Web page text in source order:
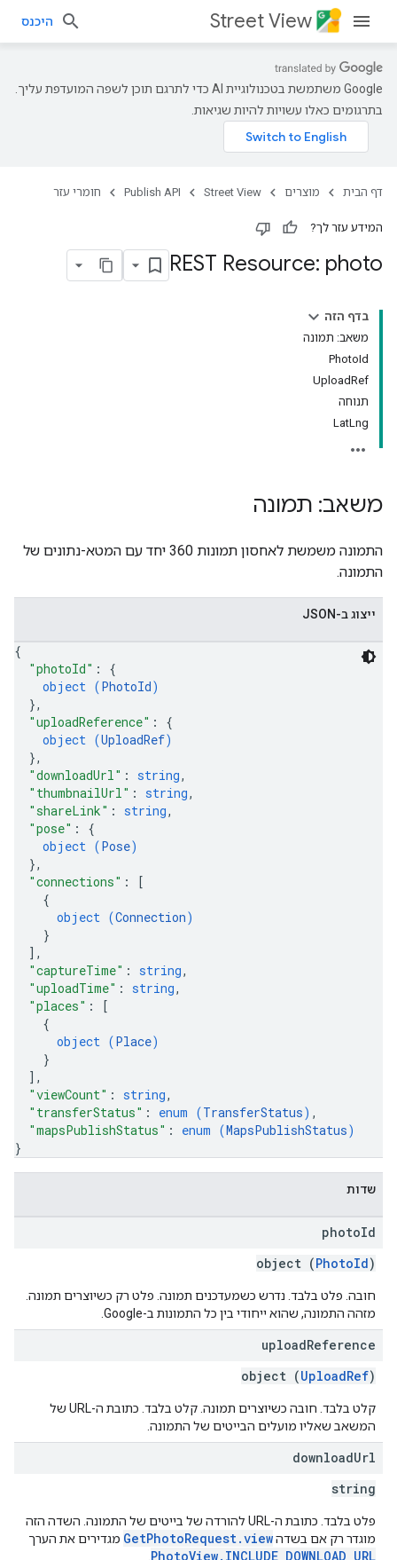
Street View היכנס
‫Google משתמשת בטכנולוגיית AI כדי לתרגם תוכן לשפה המועדפת עליך.
בתרגומים כאלו עשויות להיות שגיאות.
דף הבית מוצרים Street View
Publish API חומרי עזר
המידע עזר לך?
REST Resource: photo
בדף הזה
משאב: תמונה
PhotoId
UploadRef
תנוחה
LatLng
משאב: תמונה
התמונה משמשת לאחסון תמונות 360 יחד עם המטא-נתונים של
התמונה.
ייצוג ב-JSON
{
"photoId" : {
object (PhotoId)
},
"uploadReference" : {
object (UploadRef)
},
"downloadUrl" : string,
"thumbnailUrl" : string,
"shareLink" : string,
"pose" : {
object (Pose)
},
"connections" :
[
{
object (Connection)
}
] ,
"captureTime" : string,
"uploadTime" : string,
"places" :
[
{
object (Place)
}
] ,
"viewCount" : string,
"transferStatus" : enum (TransferStatus) ,
"mapsPublishStatus" : enum (MapsPublishStatus)
}
שדות
photoId
object (PhotoId)
חובה. פלט בלבד. נדרש כשמעדכנים תמונה. פלט רק כשיוצרים תמונה.
מזהה התמונה, שהוא ייחודי בין כל התמונות ב-Google.
uploadReference
object (UploadRef)
קלט בלבד. חובה כשיוצרים תמונה. קלט בלבד. כתובת ה-URL של
המשאב שאליו מועלים הבייטים של התמונה.
downloadUrl
string
פלט בלבד. כתובת ה-URL להורדה של בייטים של התמונה. השדה הזה
מוגדר רק אם בשדהGetPhotoRequest.view מגדירים את הערך
PhotoView.INCLUDE_DOWNLOAD_URL